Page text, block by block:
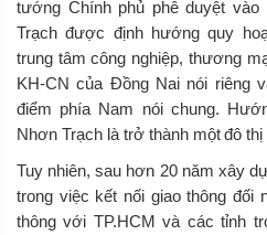
tướng Chính phủ phê duyệt
Trạch được định hướng quy
trung tâm công nghiệp, thương
KH-CN của Đồng Nai nói riêng
điểm phía Nam nói chung.
Nhơn Trạch là trở thành một đô thị
Tuy nhiên, sau hơn 20 năm xây
trong việc kết nối giao thông đối
thông với TP.HCM và các tỉnh